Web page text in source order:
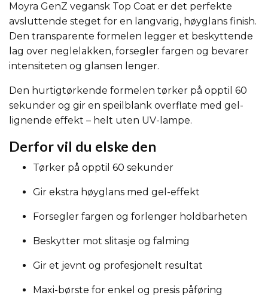
Moyra GenZ vegansk Top Coat er det perfekte
avsluttende steget for en langvarig, høyglans finish.
Den transparente formelen legger et beskyttende
lag over neglelakken, forsegler fargen og bevarer
intensiteten og glansen lenger.
Den hurtigtørkende formelen tørker på opptil 60
sekunder og gir en speilblank overflate med gel-
lignende effekt – helt uten UV-lampe.
Derfor vil du elske den
Tørker på opptil 60 sekunder
Gir ekstra høyglans med gel-effekt
Forsegler fargen og forlenger holdbarheten
Beskytter mot slitasje og falming
Gir et jevnt og profesjonelt resultat
Maxi-børste for enkel og presis påføring